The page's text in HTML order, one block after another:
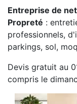
Entreprise de
Propreté :
professionnels,
parkings, sol,
Devis gratuit au
compris le